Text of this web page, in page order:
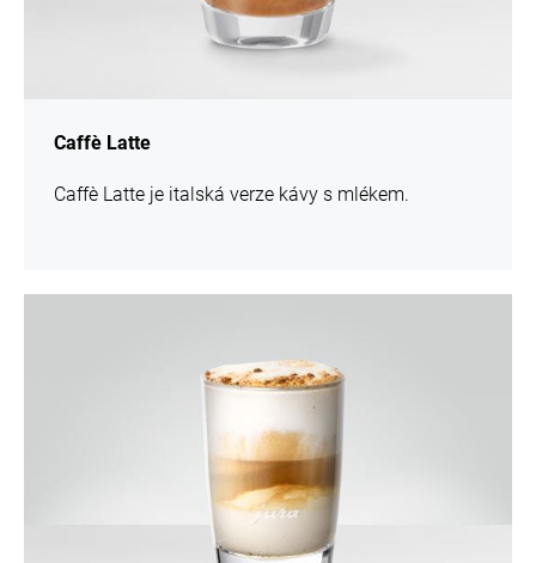
Caffè Latte
Caffè Latte je italská verze kávy s mlékem.